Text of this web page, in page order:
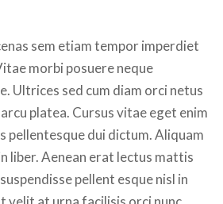
sem etiam tempor imperdiet
morbi posuere neque
Ultrices sed cum diam orci netus
platea. Cursus vitae eget enim
pellentesque dui dictum. Aliquam
liber. Aenean erat lectus mattis
pellent esque nisl in